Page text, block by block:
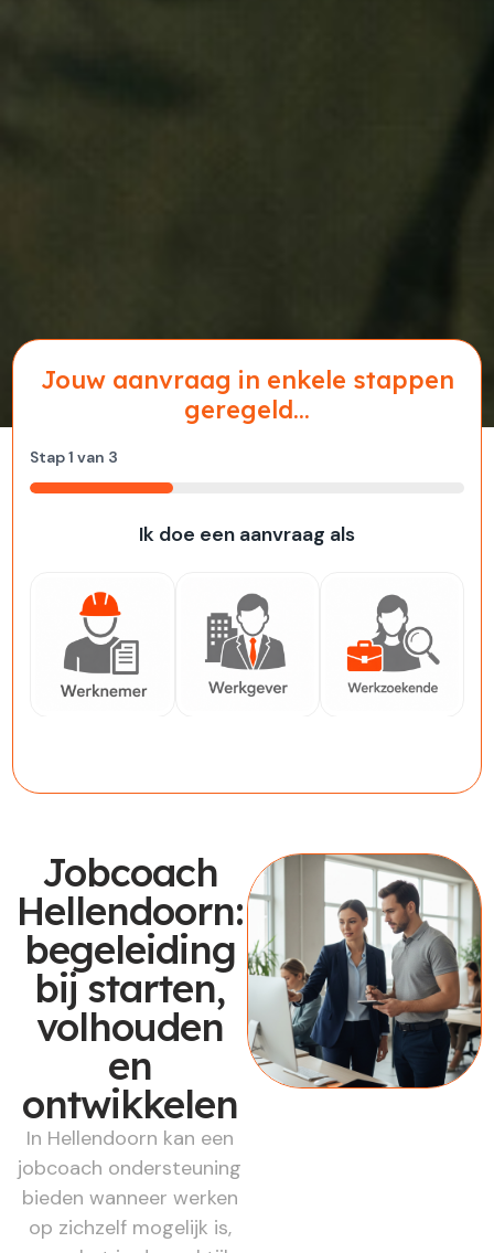
Jouw aanvraag in enkele stappen
geregeld...
Stap1 van 3
33%
Ik doe een aanvraag als
Jobcoach
Hellendoorn:
begeleiding
bij starten,
volhouden
en
ontwikkelen
In Hellendoorn kan een
jobcoach ondersteuning
bieden wanneer werken
op zichzelf mogelijk is,